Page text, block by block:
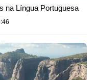
na Língua Portuguesa